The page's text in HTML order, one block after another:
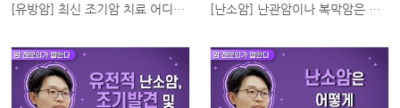
[유방암] 최신 조기암 치료 어디까지 왔나?_유방암 [난소암] 난관암이나 복막암은 난소암과 다른가요? 어떤 사람이 잘 걸리나요?